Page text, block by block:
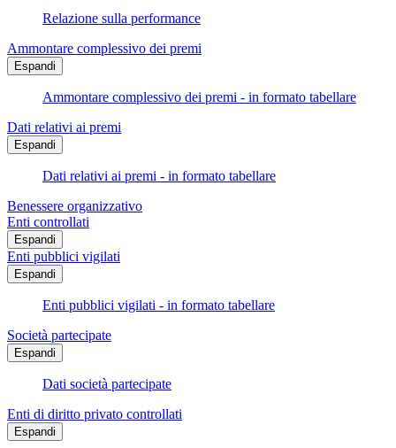
Relazione sulla performance
Ammontare complessivo dei premi
Espandi
Ammontare complessivo dei premi - in formato tabellare
Dati relativi ai premi
Espandi
Dati relativi ai premi - in formato tabellare
Benessere organizzativo
Enti controllati
Espandi
Enti pubblici vigilati
Espandi
Enti pubblici vigilati - in formato tabellare
Società partecipate
Espandi
Dati società partecipate
Enti di diritto privato controllati
Espandi